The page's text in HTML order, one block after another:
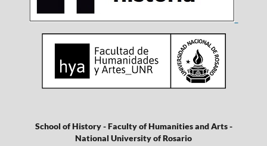
School of History - Faculty of Humanities and Arts -
National University of Rosario